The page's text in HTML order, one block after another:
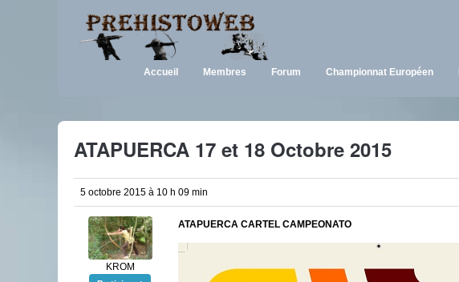
Accueil Membres Forum Championnat Européen
ATAPUERCA 17 et 18 Octobre 2015
5 octobre 2015 à 10 h 09 min
KROM
ATAPUERCA CARTEL CAMPEONATO